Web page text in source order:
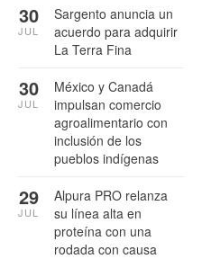
Sargento anuncia un
acuerdo para adquirir
La Terra Fina
30
JUL
México y Canadá
impulsan comercio
agroalimentario con
inclusión de los
pueblos indígenas
30
JUL
Alpura PRO relanza
su línea alta en
proteína con una
rodada con causa
29
JUL